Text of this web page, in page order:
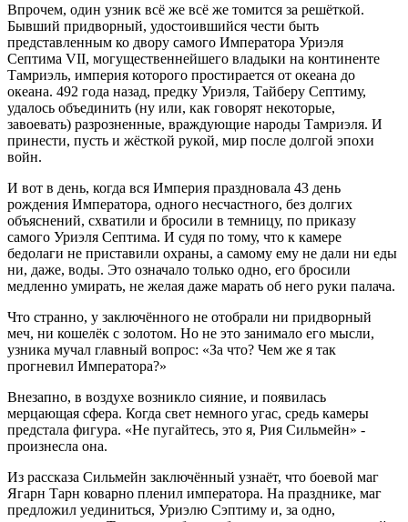
Впрочем, один узник всё же всё же томится за решёткой.
Бывший придворный, удостоившийся чести быть
представленным ко двору самого Императора Уриэля
Септима VII, могущественнейшего владыки на континенте
Тамриэль, империя которого простирается от океана до
океана. 492 года назад, предку Уриэля, Тайберу Септиму,
удалось объединить (ну или, как говорят некоторые,
завоевать) разрозненные, враждующие народы Тамриэля. И
принести, пусть и жёсткой рукой, мир после долгой эпохи
войн.
И вот в день, когда вся Империя праздновала 43 день
рождения Императора, одного несчастного, без долгих
объяснений, схватили и бросили в темницу, по приказу
самого Уриэля Септима. И судя по тому, что к камере
бедолаги не приставили охраны, а самому ему не дали ни еды
ни, даже, воды. Это означало только одно, его бросили
медленно умирать, не желая даже марать об него руки палача.
Что странно, у заключённого не отобрали ни придворный
меч, ни кошелёк с золотом. Но не это занимало его мысли,
узника мучал главный вопрос: «За что? Чем же я так
прогневил Императора?»
Внезапно, в воздухе возникло сияние, и появилась
мерцающая сфера. Когда свет немного угас, средь камеры
предстала фигура. «Не пугайтесь, это я, Рия Сильмейн» -
произнесла она.
Из рассказа Сильмейн заключённый узнаёт, что боевой маг
Ягарн Тарн коварно пленил императора. На празднике, маг
предложил уединиться, Уриэлю Сэптиму и, за одно,